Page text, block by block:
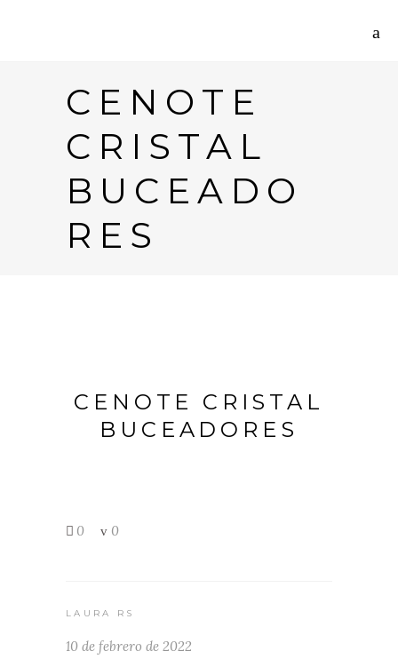
CENOTE
CRISTAL
BUCEADO
RES
CENOTE CRISTAL
BUCEADORES
0 0
LAURA RS
10 de febrero de 2022